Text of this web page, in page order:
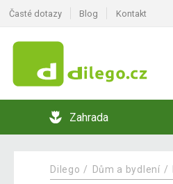
Časté dotazy Blog Kontakt
Zahrada
Dilego Dům a bydlení